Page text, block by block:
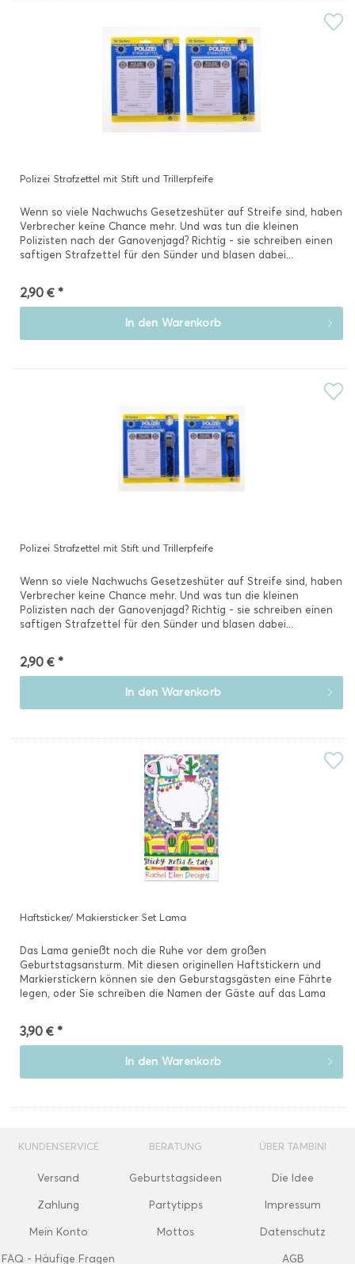
Polizei Strafzettel mit Stift und Trillerpfeife
Wenn so viele Nachwuchs Gesetzeshüter auf Streife sind, haben
Verbrecher keine Chance mehr. Und was tun die kleinen
Polizisten nach der Ganovenjagd? Richtig - sie schreiben einen
saftigen Strafzettel für den Sünder und blasen dabei...
2,90 € *
In den Warenkorb
Polizei Strafzettel mit Stift und Trillerpfeife
Wenn so viele Nachwuchs Gesetzeshüter auf Streife sind, haben
Verbrecher keine Chance mehr. Und was tun die kleinen
Polizisten nach der Ganovenjagd? Richtig - sie schreiben einen
saftigen Strafzettel für den Sünder und blasen dabei...
2,90 € *
In den Warenkorb
Haftsticker/ Makiersticker Set Lama
Das Lama genießt noch die Ruhe vor dem großen
Geburtstagsansturm. Mit diesen originellen Haftstickern und
Markierstickern können sie den Geburstagsgästen eine Fährte
legen, oder Sie schreiben die Namen der Gäste auf das Lama
3,90 € *
In den Warenkorb
KUNDENSERVICE
Versand
Zahlung
Mein Konto
FAQ - Häufige Fragen
BERATUNG
Geburtstagsideen
Partytipps
Mottos
ÜBER TAMBINI
Die Idee
Impressum
Datenschutz
AGB